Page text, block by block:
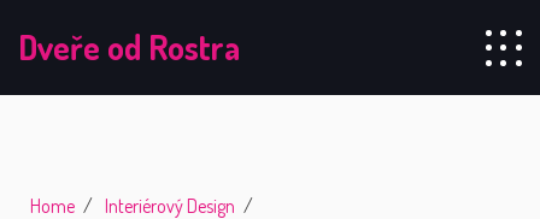
Dveře od Rostra
Home
Interiérový Design